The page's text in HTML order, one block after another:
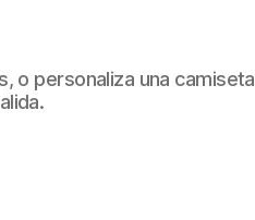
o personaliza una camiseta